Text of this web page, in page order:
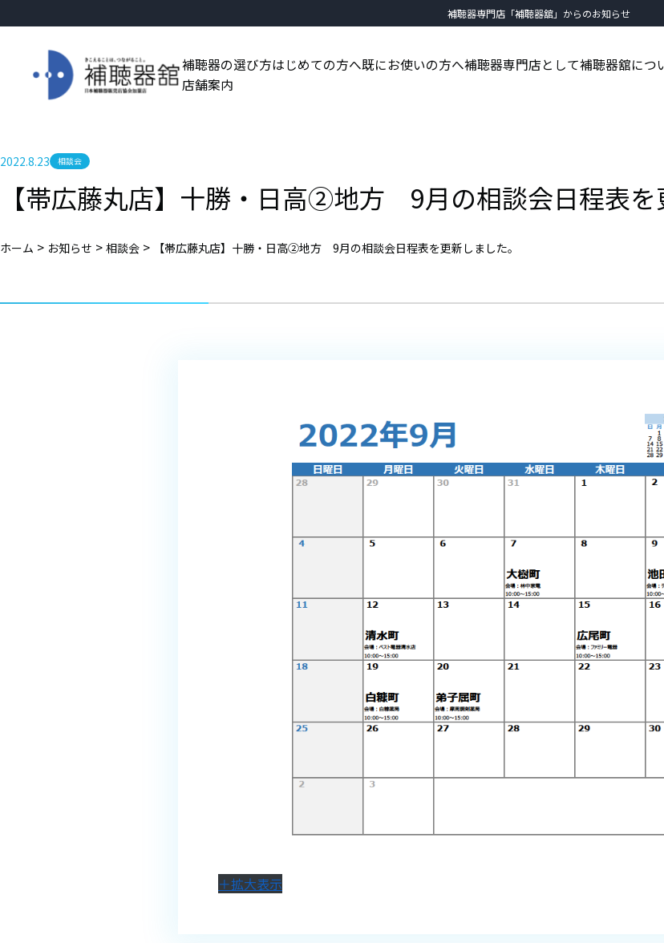
補聴器専門店「補聴器舘」からのお知らせ
補聴器の選び方はじめての方へ既にお使いの方へ補聴器専門店として補聴器舘につ
店舗案内
2022.8.23 相談会
【帯広藤丸店】十勝・日高②地方 9月の相談会日程表を
ホーム > お知らせ > 相談会 > 【帯広藤丸店】十勝・日高②地方 9月の相談会日程表を更新しました。
＋拡大表示